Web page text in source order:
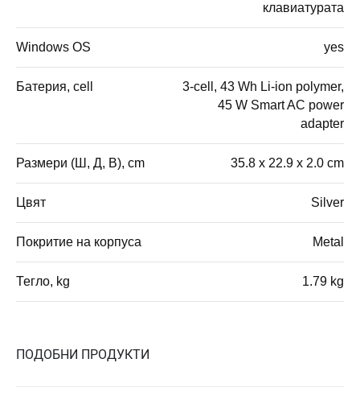
клавиатурата
Windows OS yes
Батерия, cell
3-cell, 43 Wh Li-ion polymer,
45 W Smart AC power
adapter
Размери (Ш, Д, В), cm 35.8 x 22.9 x 2.0 cm
Цвят Silver
Покритие на корпуса Metal
Тегло, kg 1.79 kg
ПОДОБНИ ПРОДУКТИ